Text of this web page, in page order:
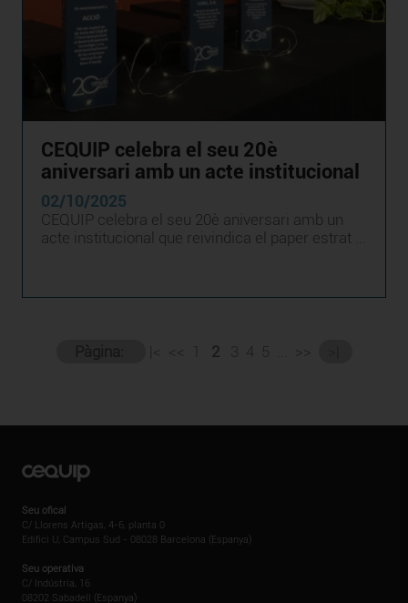
CEQUIP celebra el seu 20è
aniversari amb un acte institucional
02/10/2025
CEQUIP celebra el seu 20è aniversari amb un
acte institucional que reivindica el paper estrat ...
2 3 4 5 >>
Seu ofical
C/ Llorens Artigas, 4-6, planta 0
Edifici U, Campus Sud - 08028 Barcelona (Espanya)
Seu operativa
C/ Indústria, 16
08202 Sabadell (Espanya)